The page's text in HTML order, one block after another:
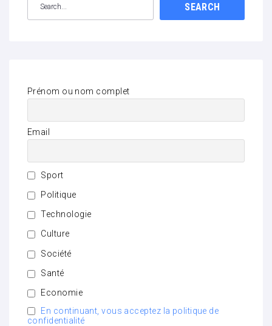
SEARCH
Prénom ou nom complet
Email
Sport
Politique
Technologie
Culture
Société
Santé
Economie
En continuant, vous acceptez la politique de
confidentialité